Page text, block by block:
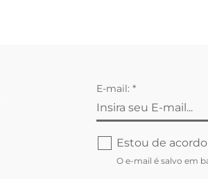
E-mail: *
Estou de
O e-mail é salvo em